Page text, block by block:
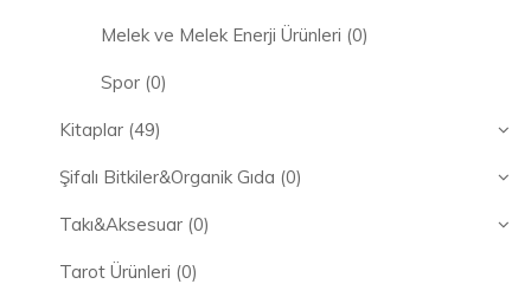
Melek ve Melek Enerji Ürünleri (0)
Spor (0)
Kitaplar (49)
Şifalı Bitkiler&Organik Gıda (0)
Takı&Aksesuar (0)
Tarot Ürünleri (0)